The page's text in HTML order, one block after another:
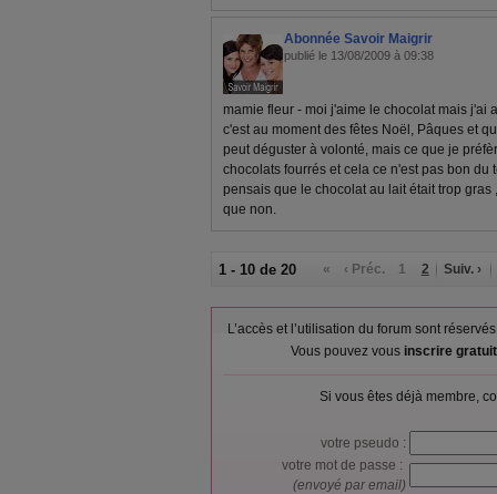
Abonnée Savoir Maigrir
publié le 13/08/2009 à 09:38
mamie fleur - moi j'aime le chocolat mais j'ai
c'est au moment des fêtes Noël, Pâques et
peut déguster à volonté, mais ce que je
chocolats fourrés et cela ce n'est pas bon du
pensais que le chocolat au lait était trop
que non.
1 - 10 de 20 « ‹ Préc. 1 2 Suiv. ›
L’accès et l’utilisation du forum sont
Vous pouvez vous inscrire
Si vous êtes déjà membre,
votre pseudo :
votre mot de passe :
(envoyé par email)